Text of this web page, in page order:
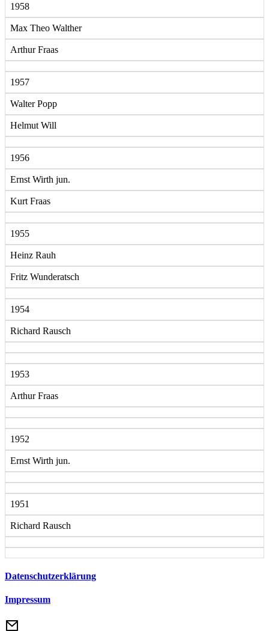
1958
Max Theo Walther
Arthur Fraas
1957
Walter Popp
Helmut Will
1956
Ernst Wirth jun.
Kurt Fraas
1955
Heinz Rauh
Fritz Wunderatsch
1954
Richard Rausch
1953
Arthur Fraas
1952
Ernst Wirth jun.
1951
Richard Rausch
Datenschutzerklärung
Impressum